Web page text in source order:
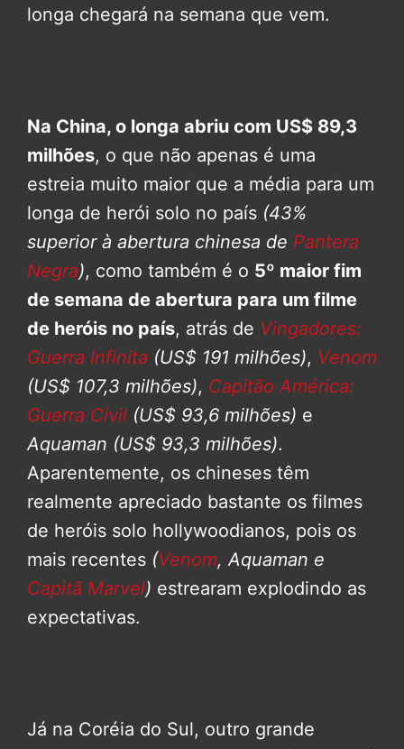
longa chegará na semana que vem.
Na China, o longa abriu com US$ 89,3
milhões, o que não apenas é uma
estreia muito maior que a média para um
longa de herói solo no país (43%
superior à abertura chinesa de Pantera
Negra), como também é o 5º maior fim
de semana de abertura para um filme
de heróis no país, atrás de Vingadores:
Guerra Infinita (US$ 191 milhões), Venom
(US$ 107,3 milhões), Capitão América:
Guerra Civil (US$ 93,6 milhões) e
Aquaman (US$ 93,3 milhões).
Aparentemente, os chineses têm
realmente apreciado bastante os filmes
de heróis solo hollywoodianos, pois os
mais recentes (Venom,Aquaman e
Capitã Marvel) estrearam explodindo as
expectativas.
Já na Coréia do Sul, outro grande